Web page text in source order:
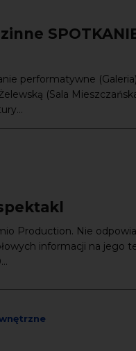
performatywne (Galeria)
(Sala
Production. Nie
informacji na jego